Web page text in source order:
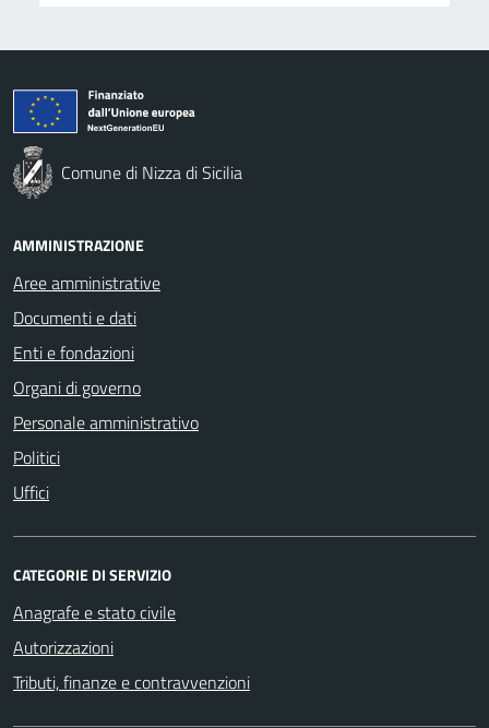
Comune di Nizza di Sicilia
AMMINISTRAZIONE
Aree amministrative
Documenti e dati
Enti e fondazioni
Organi di governo
Personale amministrativo
Politici
Uffici
CATEGORIE DI SERVIZIO
Anagrafe e stato civile
Autorizzazioni
Tributi, finanze e contravvenzioni